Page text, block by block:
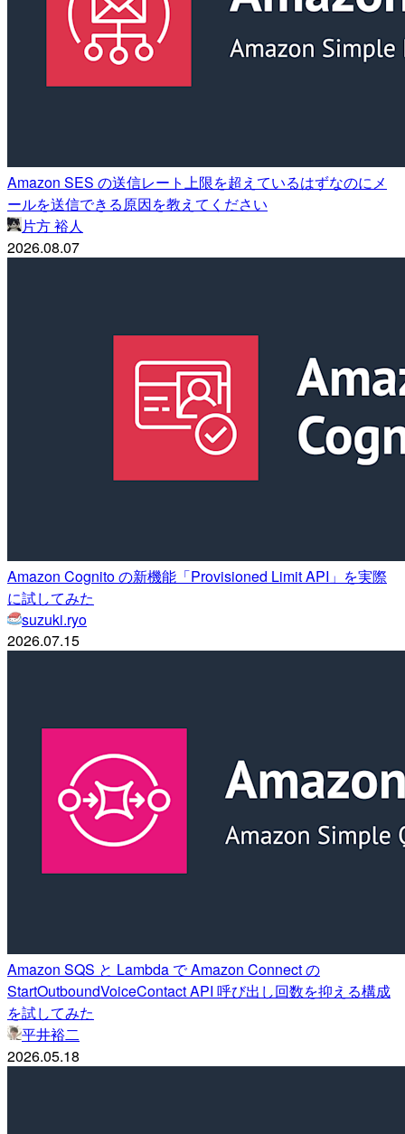
Amazon SES の送信レート上限を超えているはずなのにメ
ールを送信できる原因を教えてください
片方 裕人
2026.08.07
Amazon Cognito の新機能「Provisioned Limit API」を実際
に試してみた
suzuki.ryo
2026.07.15
Amazon SQS と Lambda で Amazon Connect の
StartOutboundVoiceContact API 呼び出し回数を抑える構成
を試してみた
平井裕二
2026.05.18